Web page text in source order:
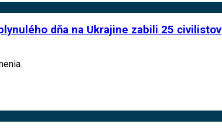
dňa na Ukrajine zabili 25 civilistov